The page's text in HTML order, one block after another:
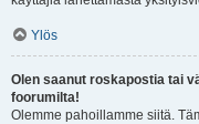
Ylös
Olen saanut roskapostia tai
foorumilta!
Olemme pahoillamme siitä.